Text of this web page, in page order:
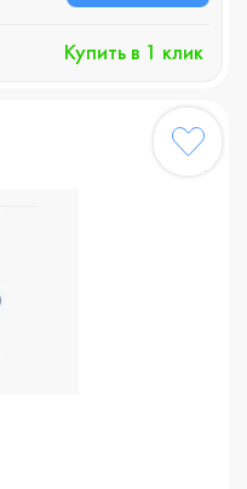
Купить в 1 клик